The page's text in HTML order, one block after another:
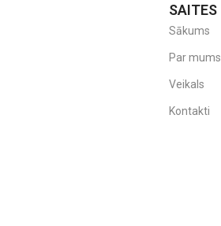
SAITES
Sākums
Par mums
Veikals
Kontakti